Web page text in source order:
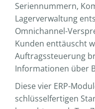
Seriennummern,
Lagerverwaltung
Omnichannel-
Kunden enttäuscht
Auftragssteuerung
Informationen über
Diese vier ERP-
schlüsselfertigen